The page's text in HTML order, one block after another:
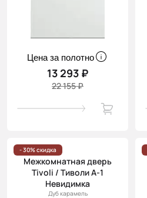
Цена за полотно
13 293 ₽
22 155 ₽
- 30% скидка
Межкомнатная дверь
Tivoli / Тиволи А-1
Невидимка
Дуб карамель